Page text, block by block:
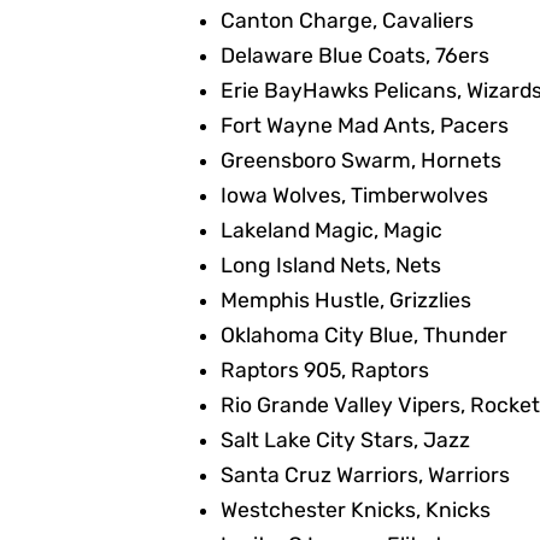
Canton Charge, Cavaliers
Delaware Blue Coats, 76ers
Erie BayHawks Pelicans,
Fort Wayne Mad Ants, Pacers
Greensboro Swarm, Hornets
Iowa Wolves, Timberwolves
Lakeland Magic, Magic
Long Island Nets, Nets
Memphis Hustle, Grizzlies
Oklahoma City Blue, Thunder
Raptors 905, Raptors
Rio Grande Valley Vipers,
Salt Lake City Stars, Jazz
Santa Cruz Warriors, Warriors
Westchester Knicks, Knicks